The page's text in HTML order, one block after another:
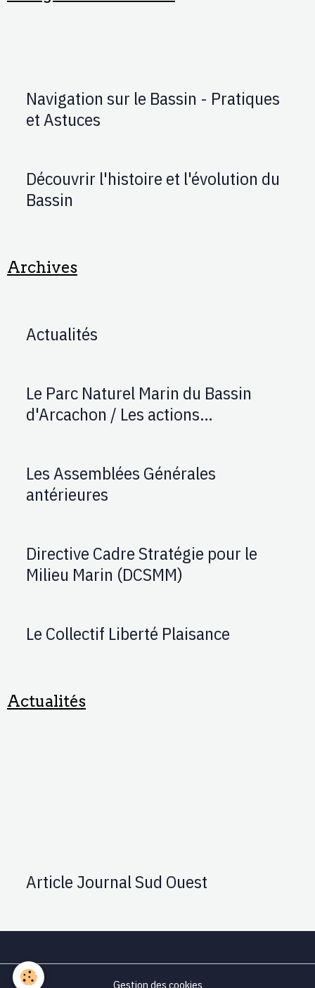
Navigation sur le Bassin - Pratiques
et Astuces
Découvrir l'histoire et l'évolution du
Bassin
Archives
Actualités
Le Parc Naturel Marin du Bassin
d'Arcachon / Les actions
Les Assemblées Générales
antérieures
Directive Cadre Stratégie pour le
Milieu Marin (DCSMM)
Le Collectif Liberté Plaisance
Actualités
Article Journal Sud Ouest
Gestion des cookies